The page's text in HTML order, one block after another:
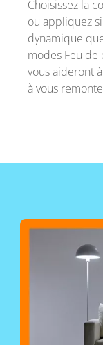
Choisissez la
ou appliquez
dynamique
modes Feu de
vous aideront
à vous